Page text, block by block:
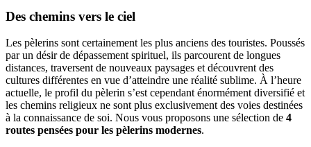
Des chemins vers le ciel
Les pèlerins sont certainement les plus anciens des touristes. Poussés
par un désir de dépassement spirituel, ils parcourent de longues
distances, traversent de nouveaux paysages et découvrent des
cultures différentes en vue d’atteindre une réalité sublime. À l’heure
actuelle, le profil du pèlerin s’est cependant énormément diversifié et
les chemins religieux ne sont plus exclusivement des voies destinées
à la connaissance de soi. Nous vous proposons une sélection de 4
routes pensées pour les pèlerins modernes.